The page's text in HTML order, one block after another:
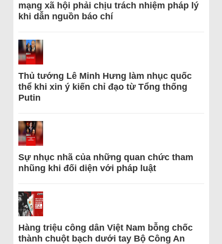
mạng xã hội phải chịu trách nhiệm pháp lý
khi dẫn nguồn báo chí
Thủ tướng Lê Minh Hưng làm nhục quốc
thể khi xin ý kiến chỉ đạo từ Tổng thống
Putin
Sự nhục nhã của những quan chức tham
nhũng khi đối diện với pháp luật
Hàng triệu công dân Việt Nam bỗng chốc
thành chuột bạch dưới tay Bộ Công An